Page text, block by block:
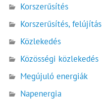
Korszerűsítés
Korszerűsítés, felújítás
Közlekedés
Közösségi közlekedés
Megújuló energiák
Napenergia